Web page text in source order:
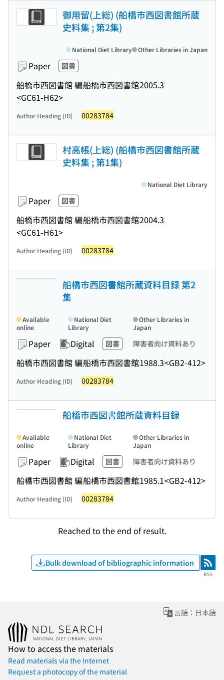
御用留(上総) (船橋市西図書館所蔵
史料集 ; 第2集)
Paper 図書
船橋市西図書館 編船橋市西図書館2005.3
<GC61-H62>
National Diet Library Other Libraries in Japan
Author Heading (ID) 00283784
村高帳(上総) (船橋市西図書館所蔵
史料集 ; 第1集)
Paper 図書
船橋市西図書館 編船橋市西図書館2004.3
<GC61-H61>
National Diet Library
Author Heading (ID) 00283784
船橋市西図書館所蔵資料目録 第2
集
Paper Digital 図書 障害者向け資料あり
船橋市西図書館 編船橋市西図書館1988.3<GB2-412>
Available
online
National Diet
Library
Other Libraries in
Japan
Author Heading (ID) 00283784
船橋市西図書館所蔵資料目録
Paper Digital 図書 障害者向け資料あり
船橋市西図書館 編船橋市西図書館1985.1<GB2-412>
Available
online
National Diet
Library
Other Libraries in
Japan
Author Heading (ID) 00283784
Reached to the end of result.
Bulk download of bibliographic information RSS
RSS
言語：日本語
How to access the materials
Read materials via the Internet
Request a photocopy of the material